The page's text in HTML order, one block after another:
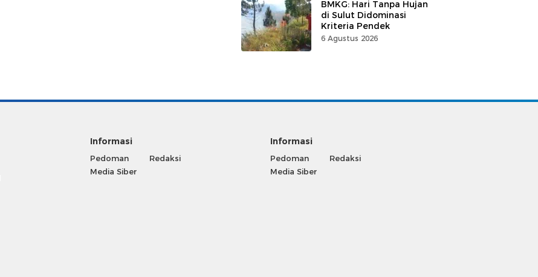
BMKG: Hari Tanpa Hujan
di Sulut Didominasi
Kriteria Pendek
6 Agustus 2026
Informasi
Pedoman
Media Siber
Redaksi
Informasi
Pedoman
Media Siber
Redaksi